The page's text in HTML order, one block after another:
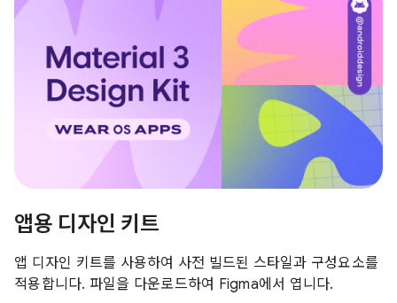
앱용 디자인 키트
앱 디자인 키트를 사용하여 사전 빌드된 스타일과 구성요소를
적용합니다. 파일을 다운로드하여 Figma에서 엽니다.